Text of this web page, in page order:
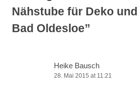
Nähstube für Deko
Bad Oldesloe”
Heike Bausch
28. Mai 2015 at 11:21